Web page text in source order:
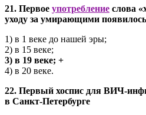
21. Первое употребление слова
уходу за умирающими появилось
1) в 1 веке до нашей эры;
2) в 15 веке;
3) в 19 веке; +
4) в 20 веке.
22. Первый хоспис для ВИЧ-
в Санкт-Петербурге